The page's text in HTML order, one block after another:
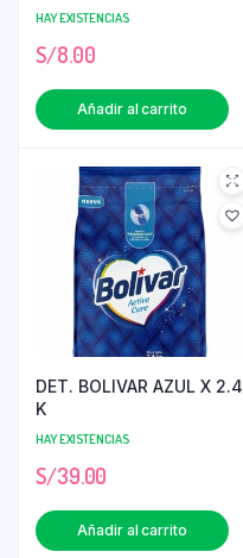
HAY EXISTENCIAS
S/8.00
Añadir al carrito
DET. BOLIVAR AZUL X 2.4
K
HAY EXISTENCIAS
S/39.00
Añadir al carrito